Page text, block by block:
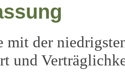
mit der
und